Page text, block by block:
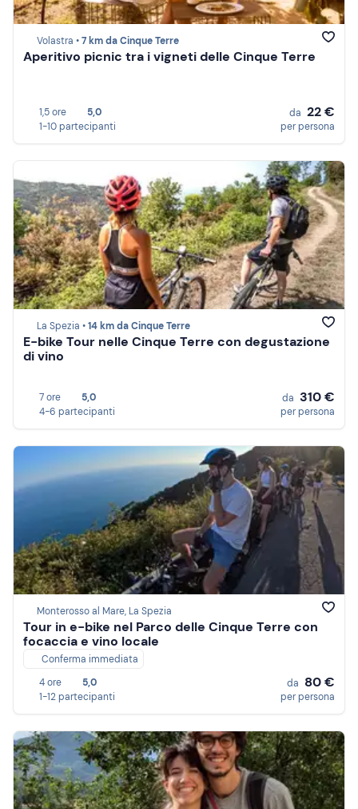
Volastra •7 km da Cinque Terre
Aperitivo picnic tra i vigneti delle Cinque Terre
1,5 ore
5,0
1-10 partecipanti
da 22 €
per persona
La Spezia •14 km da Cinque Terre
E-bike Tour nelle Cinque Terre con degustazione
di vino
7 ore
5,0
4-6 partecipanti
da 310 €
per persona
Monterosso al Mare, La Spezia
Tour in e-bike nel Parco delle Cinque Terre con
focaccia e vino locale
Conferma immediata
4 ore
5,0
1-12 partecipanti
da 80 €
per persona